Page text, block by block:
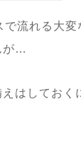
で流れる大変
が…
はしておく